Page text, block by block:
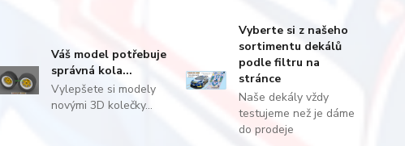
Váš model potřebuje
správná kola...
Vylepšete si modely
novými 3D kolečky...
Vyberte si z našeho
sortimentu dekálů
podle filtru na
stránce
Naše dekály vždy
testujeme než je dáme
do prodeje